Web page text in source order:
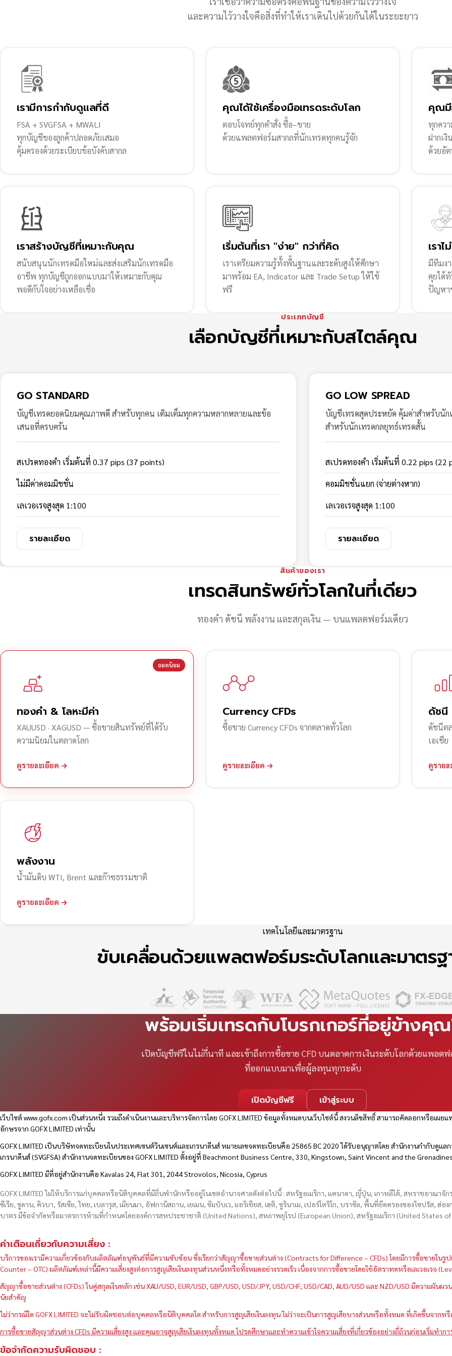
และความไว้วางใจคือสิ่งที่ทำให้เราเดินไปด้วยกันได้ในระยะยาว
เรามีการกำกับดูแลที่ดี
FSA + SVGFSA + MWALI
ทุกบัญชีของลูกค้าปลอดภัยเสมอ
คุ้มครองด้วยระเบียบข้อบังคับสากล
คุณได้ใช้เครื่องมือเทรดระดับโลก
ตอบโจทย์ทุกคำสั่ง ซื้อ–ขาย
ด้วยแพลตฟอร์มสากลที่นักเทรดทุกคนรู้จัก
คุณมี
ทุกควา
ฝากเงิ
ด้วยอั
เราสร้างบัญชีที่เหมาะกับคุณ
สนับสนุนนักเทรดมือใหม่และส่งเสริมนักเทรดมือ
อาชีพ ทุกบัญชีถูกออกแบบมาให้เหมาะกับคุณ
พอดีกับใจอย่างเหลือเชื่อ
เริ่มต้นที่เรา "ง่าย" กว่าที่คิด
เราเตรียมความรู้ทั้งพื้นฐานและระดับสูงให้ศึกษา
มาพร้อม EA, Indicator และ Trade Setup ให้ใช้
ฟรี
เรา
มีทีมง
คุยได้
ปัญหา
ประเภทบัญชี
เลือกบัญชีที่เหมาะกับสไตล์คุณ
GO STANDARD
บัญชีเทรดยอดนิยมคุณภาพดี สำหรับทุกคน เติมเต็มทุกความหลากหลายและข้อ
เสนอที่ครบครัน
สเปรดทองคำ เริ่มต้นที่ 0.37 pips (37 points)
ไม่มีค่าคอมมิชชั่น
เลเวอเรจสูงสุด 1:100
รายละเอียด
GO LOW SPREAD
บัญชีเทรดสุดประหยัด คุ้มค่าสำหรับนัก
สำหรับนักเทรดกลยุทธ์เทรดสั้น
สเปรดทองคำ เริ่มต้นที่ 0.22 pips (22
คอมมิชชั่นแยก (จ่ายต่างหาก)
เลเวอเรจสูงสุด 1:100
รายละเอียด
สินค้าของเรา
เทรดสินทรัพย์ทั่วโลกในที่เดียว
ทองคำ ดัชนี พลังงาน และสกุลเงิน — บนแพลตฟอร์มเดียว
ยอดนิยม
ทองคำ & โลหะมีค่า
XAUUSD · XAGUSD — ซื้อขายสินทรัพย์ที่ได้รับ
ความนิยมในตลาดโลก
ดูรายละเอียด →
Currency CFDs
ซื้อขาย Currency CFDs จากตลาดทั่วโลก
ดูรายละเอียด →
ดัชนี
ดัชนีต
เอเชีย
ดูราย
พลังงาน
น้ำมันดิบ WTI, Brent และก๊าซธรรมชาติ
ดูรายละเอียด →
เทคโนโลยีและมาตรฐาน
ขับเคลื่อนด้วยแพลตฟอร์มระดับโลกและมาตรฐ
พร้อมเริ่มเทรดกับโบรกเกอร์ที่อยู่ข้างคุ
เปิดบัญชีฟรีในไม่กี่นาที และเข้าถึงการซื้อขาย CFD บนตลาดการเงินระดับโลกด้วยแพลตฟ
ที่ออกแบบมาเพื่อผู้ลงทุนทุกระดับ
เปิดบัญชีฟรี เข้าสู่ระบบ
เว็บไซต์www.gofx.com เป็นส่วนหนึ่ง รวมถึงดำเนินงานและบริหารจัดการโดย GOFX LIMITED ข้อมูลทั้งหมดบนเว็บไซต์นี้ สงวนลิขสิทธิ์ สามารถคัดลอกหรือเผ
อักษรจาก GOFX LIMITED เท่านั้น
GOFX LIMITED เป็นบริษัทจดทะเบียนในประเทศเซนต์วินเซนต์และเกรนาดีนส์ หมายเลขจดทะเบียนคือ 25865 BC 2020 ได้รับอนุญาตโดย สำนักงานกำกับดูแล
เกรนาดีนส์ (SVGFSA) สำนักงานจดทะเบียนของ GOFX LIMITED ตั้งอยู่ที่ Beachmont Business Centre, 330, Kingstown, Saint Vincent and the Grenadines
GOFX LIMITED มีที่อยู่สำนักงานคือ Kavalas 24, Flat 301, 2044 Strovolos, Nicosia, Cyprus
GOFX LIMITED ไม่ให้บริการแก่บุคคลหรือนิติบุคคลที่มีถิ่นพำนักหรืออยู่ในเขตอำนาจศาลดังต่อไปนี้ : สหรัฐอเมริกา, แคนาดา, ญี่ปุ่น, เกาหลีใต้, สหราชอาณาจั
ซีเรีย, ซูดาน, คิวบา, รัสเซีย, ไทย, เบลารุส, เมียนมา, อัฟกานิสถาน, เยเมน, ซิมบับเว, มอริเชียส, เฮติ, ซูรินาเม, เปอร์โตริโก, บราซิล, พื้นที่ยึดครองของไซปรัส, ฮ่อ
บาตร มีข้อจำกัดหรือมาตรการห้ามที่กำหนดโดยองค์การสหประชาชาติ (United Nations), สหภาพยุโรป (European Union), สหรัฐอเมริกา (United States
คำเตือนเกี่ยวกับความเสี่ยง :
บริการของเรามีความเกี่ยวข้องกับผลิตภัณฑ์อนุพันธ์ที่มีความซับซ้อน ซึ่งเรียกว่าสัญญาซื้อขายส่วนต่าง (Contracts for Difference – CFDs) โดยมีการซื้อขายใ
Counter – OTC) ผลิตภัณฑ์เหล่านี้มีความเสี่ยงสูงต่อการสูญเสียเงินลงทุนส่วนหนึ่งหรือทั้งหมดอย่างรวดเร็ว เนื่องจากการซื้อขายโดยใช้อัตราทดหรือเลเวอเรจ
สัญญาซื้อขายส่วนต่าง (CFDs) ในคู่สกุลเงินหลัก เช่น XAU/USD, EUR/USD, GBP/USD, USD/JPY, USD/CHF, USD/CAD, AUD/USD และ NZD/USD มีความผัน
นัยสำคัญ
ไม่ว่ากรณีใด GOFX LIMITED จะไม่รับผิดชอบต่อบุคคลหรือนิติบุคคลใด สำหรับการสูญเสียเงินลงทุน ไม่ว่าจะเป็นการสูญเสียบางส่วนหรือทั้งหมด ที่เกิดขึ้นจากหรื
การซื้อขายสัญญาส่วนต่าง CFDs มีความเสี่ยงสูง และคุณอาจสูญเสียเงินลงทุนทั้งหมด โปรดศึกษาและทำความเข้าใจความเสี่ยงที่เกี่ยวข้องอย่างถี่ถ้วนก่อนเริ่มทำกา
ข้อจำกัดความรับผิดชอบ :